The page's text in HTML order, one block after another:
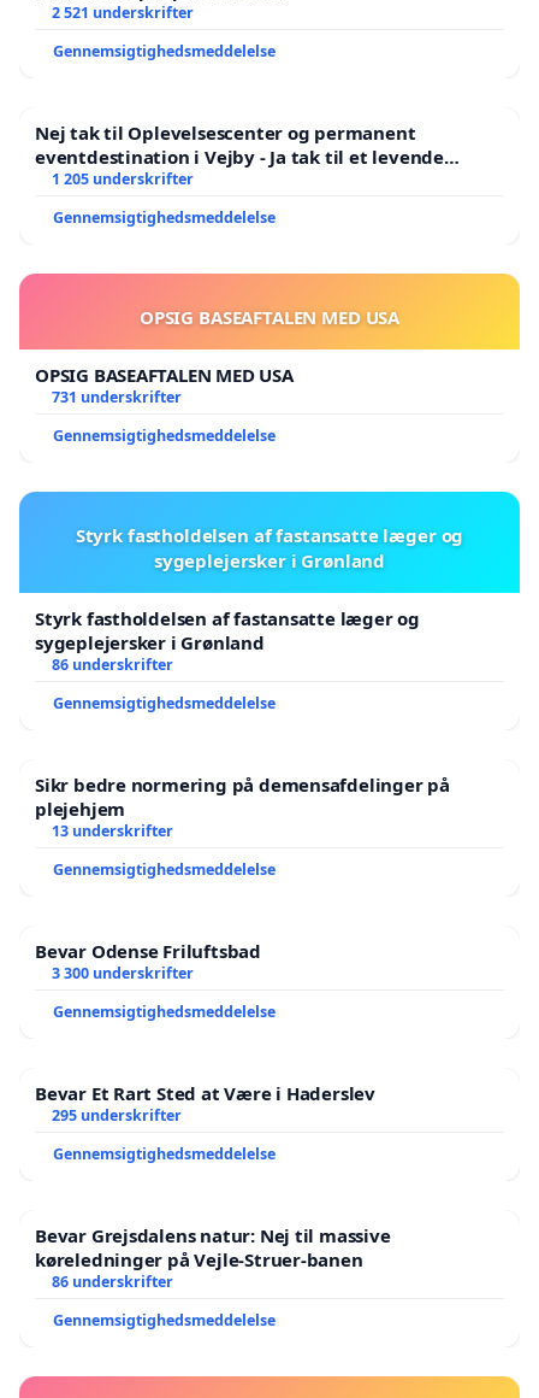
2 521 underskrifter
Gennemsigtighedsmeddelelse
Nej tak til Oplevelsescenter og permanent
eventdestination i Vejby - Ja tak til et levende
lokalområde i balance
1 205 underskrifter
Gennemsigtighedsmeddelelse
OPSIG BASEAFTALEN MED USA
OPSIG BASEAFTALEN MED USA
731 underskrifter
Gennemsigtighedsmeddelelse
Styrk fastholdelsen af fastansatte læger og
sygeplejersker i Grønland
Styrk fastholdelsen af fastansatte læger og
sygeplejersker i Grønland
86 underskrifter
Gennemsigtighedsmeddelelse
Sikr bedre normering på demensafdelinger på
plejehjem
13 underskrifter
Gennemsigtighedsmeddelelse
Bevar Odense Friluftsbad
3 300 underskrifter
Gennemsigtighedsmeddelelse
Bevar Et Rart Sted at Være i Haderslev
295 underskrifter
Gennemsigtighedsmeddelelse
Bevar Grejsdalens natur: Nej til massive
køreledninger på Vejle-Struer-banen
86 underskrifter
Gennemsigtighedsmeddelelse